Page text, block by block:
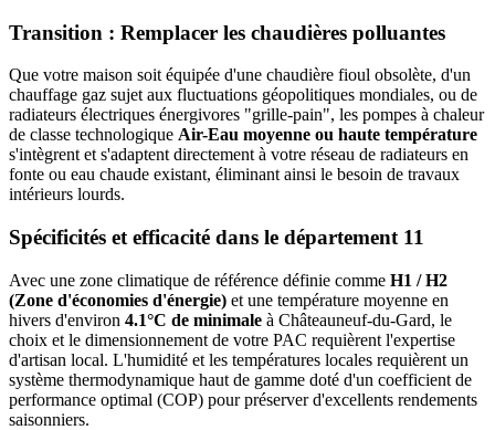
Transition : Remplacer les chaudières polluantes
Que votre maison soit équipée d'une chaudière fioul obsolète, d'un
chauffage gaz sujet aux fluctuations géopolitiques mondiales, ou de
radiateurs électriques énergivores "grille-pain", les pompes à chaleur
de classe technologique Air-Eau moyenne ou haute température
s'intègrent et s'adaptent directement à votre réseau de radiateurs en
fonte ou eau chaude existant, éliminant ainsi le besoin de travaux
intérieurs lourds.
Spécificités et efficacité dans le département 11
Avec une zone climatique de référence définie comme H1 / H2
(Zone d'économies d'énergie) et une température moyenne en
hivers d'environ 4.1°C de minimale à Châteauneuf-du-Gard, le
choix et le dimensionnement de votre PAC requièrent l'expertise
d'artisan local. L'humidité et les températures locales requièrent un
système thermodynamique haut de gamme doté d'un coefficient de
performance optimal (COP) pour préserver d'excellents rendements
saisonniers.